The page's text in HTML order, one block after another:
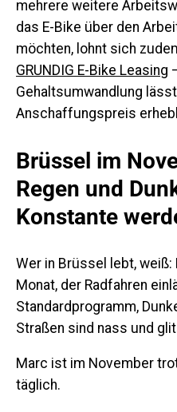
mehrere weitere
das E-Bike über den
möchten, lohnt sich
GRUNDIG E-Bike Leasing
Gehaltsumwandlung
Anschaffungspreis
Brüssel im
Regen und
Konstante
Wer in Brüssel lebt,
Monat, der Radfahren
Standardprogramm,
Straßen sind nass und
Marc ist im November
täglich.